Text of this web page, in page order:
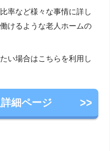
率など様々な事情に詳し
けるような老人ホームの
い場合はこちらを利用し
細ページ